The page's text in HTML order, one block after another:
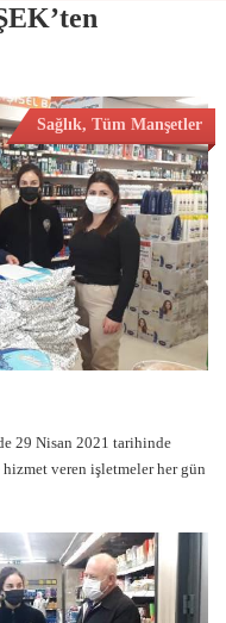
Sağlık, Tüm Manşetler
29 Nisan 2021 tarihinde
veren işletmeler her gün